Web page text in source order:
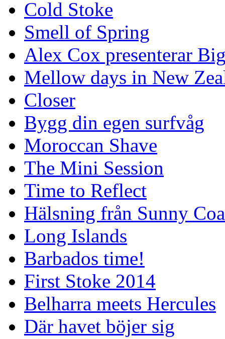
Cold Stoke
Smell of Spring
Alex Cox presenterar
Mellow days in New
Closer
Bygg din egen surfvåg
Moroccan Shave
The Mini Session
Time to Reflect
Hälsning från Sunny
Long Islands
Barbados time!
First Stoke 2014
Belharra meets Hercules
Där havet böjer sig